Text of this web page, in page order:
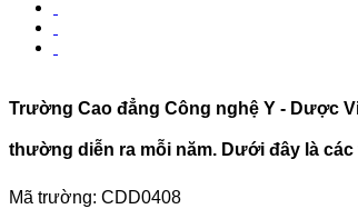
Trường Cao đẳng Công nghệ Y - Dược
thường diễn ra mỗi năm. Dưới đây là
Mã trường: CDD0408